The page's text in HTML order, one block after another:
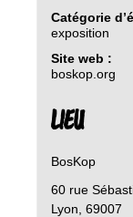
Catégorie
exposition
Site web :
boskop.org
LIEU
BosKop
60 rue
Lyon 69007